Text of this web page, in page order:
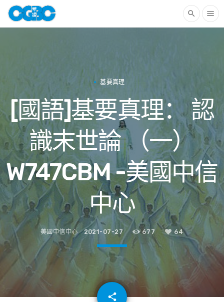
search menu
基要真理
[國語]基要真理： 認
識末世論 （一）
W747CBM -美國中信
中心
美國中信中心 2021-07-27 677 64
share
email